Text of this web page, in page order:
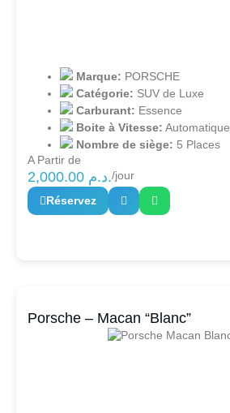
Marque: PORSCHE
Catégorie: SUV de Luxe
Carburant: Essence
Boite à Vitesse: Automatique
Nombre de siège: 5 Places
A Partir de
2,000.00 د.م./jour
Réservez
Porsche – Macan “Blanc”